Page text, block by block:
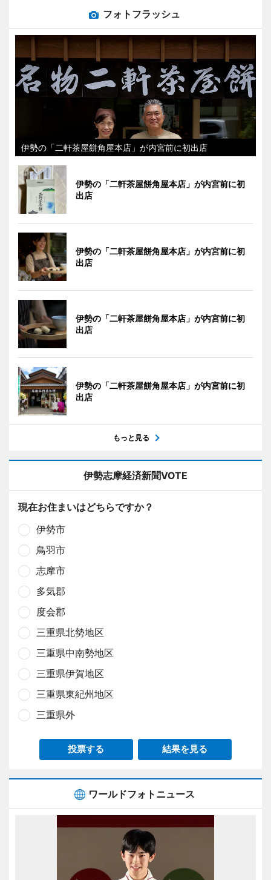
フォトフラッシュ
伊勢の「二軒茶屋餅角屋本店」が内宮前に初出店
伊勢の「二軒茶屋餅角屋本店」が内宮前に初
出店
伊勢の「二軒茶屋餅角屋本店」が内宮前に初
出店
伊勢の「二軒茶屋餅角屋本店」が内宮前に初
出店
伊勢の「二軒茶屋餅角屋本店」が内宮前に初
出店
もっと見る
伊勢志摩経済新聞VOTE
現在お住まいはどちらですか？
伊勢市
鳥羽市
志摩市
多気郡
度会郡
三重県北勢地区
三重県中南勢地区
三重県伊賀地区
三重県東紀州地区
三重県外
投票する 結果を見る
ワールドフォトニュース